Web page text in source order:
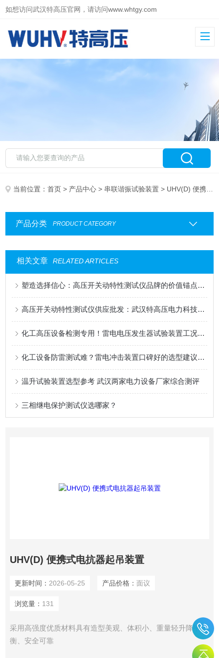
如想访问武汉特高压官网，请访问www.whtgy.com
当前位置：首页 > 产品中心 > 串联谐振试验装置 > UHV(D) 便携式电抗器
产品分类 PRODUCT CATEGORY
相关文章 RELATED ARTICLES
塑造选择信心：高压开关动特性测试仪品牌的价值锚点与验证过程
高压开关动特性测试仪供应批发：武汉特高压电力科技有限公司的可靠选择
化工高压设备检测专用！雷电电压发生器试验装置工况适配解析
化工设备防雷测试难？雷电冲击装置口碑好的选型建议藏这些实用细节
温升试验装置选型参考 武汉两家电力设备厂家综合测评
三相继电保护测试仪选哪家？
UHV(D) 便携式电抗器起吊装置
更新时间： 2026-05-25 产品价格： 面议
浏览量： 131
采用高强度优质材料具有造型美观、体积小、重量轻升降平
衡、安全可靠